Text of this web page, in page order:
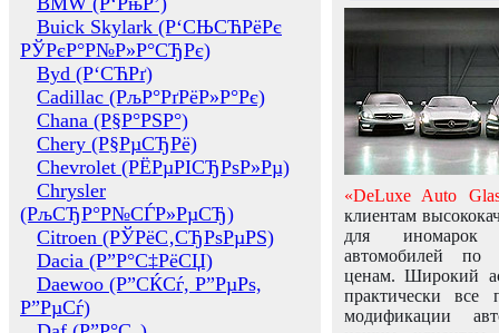
Buick Skylark (Р‘СЊСЋРёРє
РЎРєР°Р№Р»Р°СЂРє)
Byd (Р‘СЋРґ)
Cadillac (РљР°РґРёР»Р°Рє)
Chana (Р§Р°РЅР°)
Chery (Р§РµСЂРё)
Chevrolet (РЁРµРІСЂРѕР»Рµ)
Chrysler
(РљСЂР°Р№СЃР»РµСЂ)
Citroen (РЎРёС‚СЂРѕРµРЅ)
Dacia (Р”Р°С‡РёСЏ)
Daewoo (Р”СЌСѓ, Р”РµРѕ,
Р”РµСѓ)
«DeLuxe Auto
клиентам
для иномарок
автомобилей
ценам. Широкий
практически все
модификации